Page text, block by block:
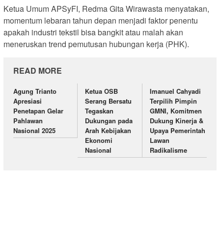
Ketua Umum APSyFI, Redma Gita Wirawasta menyatakan,
momentum lebaran tahun depan menjadi faktor penentu
apakah industri tekstil bisa bangkit atau malah akan
meneruskan trend pemutusan hubungan kerja (PHK).
READ MORE
Agung Trianto
Apresiasi
Penetapan Gelar
Pahlawan
Nasional 2025
Ketua OSB
Serang Bersatu
Tegaskan
Dukungan pada
Arah Kebijakan
Ekonomi
Nasional
Imanuel Cahyadi
Terpilih Pimpin
GMNI, Komitmen
Dukung Kinerja &
Upaya Pemerintah
Lawan
Radikalisme